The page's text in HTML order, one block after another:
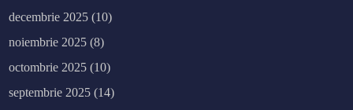
decembrie 2025 (10)
noiembrie 2025 (8)
octombrie 2025 (10)
septembrie 2025 (14)